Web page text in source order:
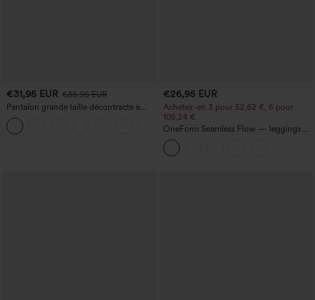
€31,95 EUR €35,95 EUR
Pantalon grande taille décontracté à
taille haute, avec cordon, effet lin, jambe
large et poches
+11
€26,95 EUR
Achetez-en 3 pour 52,62 €, 6 pour
105,24 €
OneForm Seamless Flow — leggings de
yoga sans coutures, taille mi-haute, effet
gainant pour le ventre et liftant pour les
fesses